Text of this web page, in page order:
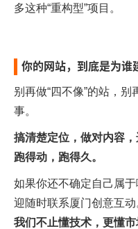
多这种“重构型”项目。
你的网站，到底是为谁
别再做“四不像”的站，
事。
搞清楚定位，做对内容
跑得动，跑得久。
如果你还不确定自己属
迎随时联系厦门创意互动
我们不止懂技术，更懂